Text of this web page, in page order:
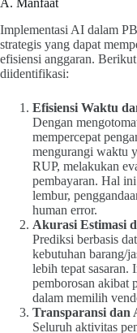
A. Manfaat
Implementasi AI dalam
strategis yang dapat
efisiensi anggaran.
diidentifikasi:
Efisiensi Waktu
Dengan
mempercepat
mengurangi waktu
RUP, melakukan
pembayaran. Hal
lembur,
human error.
Akurasi Estimasi
Prediksi berbasis
kebutuhan barang/
lebih tepat sasaran.
pemborosan akibat
dalam memilih
Transparansi dan
Seluruh aktivitas